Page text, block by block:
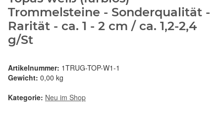
Trommelsteine - Sonderqualität -
Rarität - ca. 1 - 2 cm / ca. 1,2-2,4
g/St
Artikelnummer: 1TRUG-TOP-W1-1
Gewicht: 0,00 kg
Kategorie: Neu im Shop